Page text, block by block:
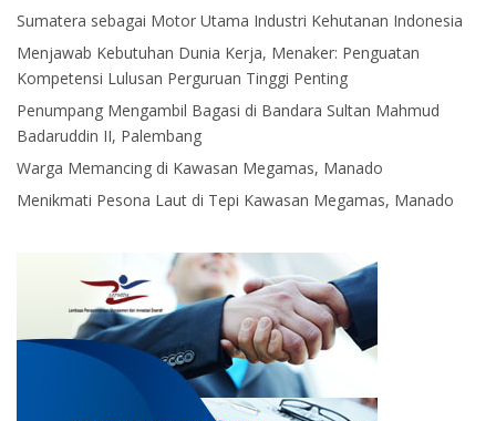
Sumatera sebagai Motor Utama Industri Kehutanan Indonesia
Menjawab Kebutuhan Dunia Kerja, Menaker: Penguatan
Kompetensi Lulusan Perguruan Tinggi Penting
Penumpang Mengambil Bagasi di Bandara Sultan Mahmud
Badaruddin II, Palembang
Warga Memancing di Kawasan Megamas, Manado
Menikmati Pesona Laut di Tepi Kawasan Megamas, Manado